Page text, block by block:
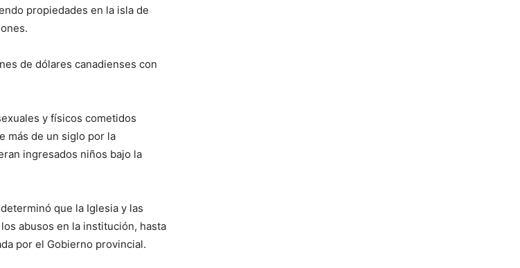
propiedades en la isla de
de dólares canadienses con
y físicos cometidos
más de un siglo por la
ingresados niños bajo la
que la Iglesia y las
abusos en la institución, hasta
por el Gobierno provincial.